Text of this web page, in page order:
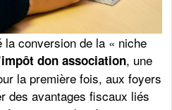
la conversion de la « niche
don association, une
la première fois, aux foyers
des avantages fiscaux liés